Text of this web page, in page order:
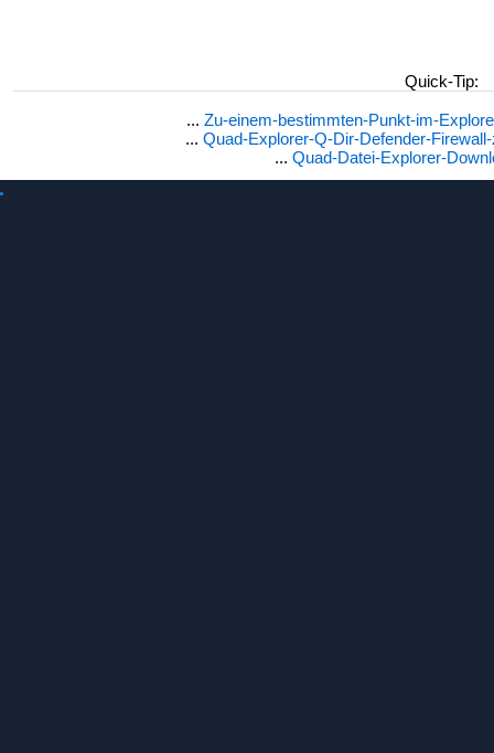
Quick-Tip:
... Zu-einem-bestimmten-Punkt-im-
... Quad-Explorer-Q-Dir-Defender-
... Quad-Datei-Explorer-